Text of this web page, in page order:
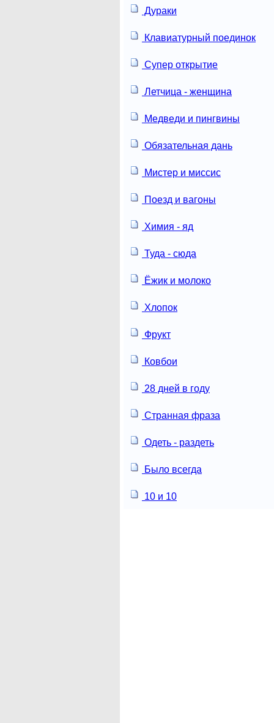
Дураки
Клавиатурный поединок
Супер открытие
Летчица - женщина
Медведи и пингвины
Обязательная дань
Мистер и миссис
Поезд и вагоны
Химия - яд
Туда - сюда
Ёжик и молоко
Хлопок
Фрукт
Ковбои
28 дней в году
Странная фраза
Одеть - раздеть
Было всегда
10 и 10